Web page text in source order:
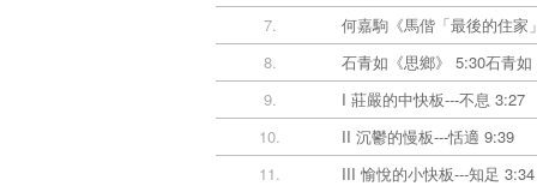
7.
何嘉駒《馬偕「最後的住家
8.
石青如《思鄉》 5:30石青
9.
I 莊嚴的中快板---不息 3:27
10.
II 沉鬱的慢板---恬適 9:39
11.
III 愉悅的小快板---知足 3:34